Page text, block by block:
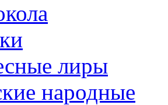
лиры
народные